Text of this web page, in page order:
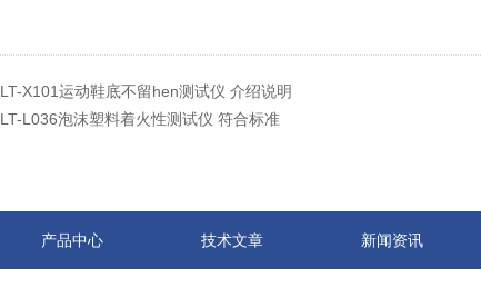
LT-X101运动鞋底不留hen测试仪 介绍说明
LT-L036泡沫塑料着火性测试仪 符合标准
产品中心 技术文章 新闻资讯